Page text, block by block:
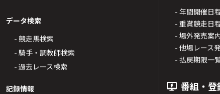
データ検索
- 競走馬検索
- 騎手・調教師検索
- 過去レース検索
記録情報
- 年間開催日
- 重賞競走日
- 場外発売案
- 他場レース
- 払戻期限一
番組・登